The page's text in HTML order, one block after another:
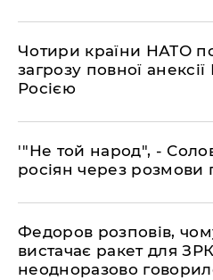
​Чотири країни НАТО
загрозу повної анексії
Росією
​'"Не той народ", -
росіян через розмови
​Федоров розповів,
вистачає ракет для
неодноразово